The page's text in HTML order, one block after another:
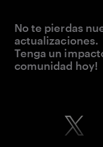
No te pierdas
actualizaciones.
Tenga un
comunidad hoy!